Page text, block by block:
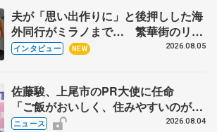
夫が「思い出作りに」と後押しした海
外同行がミラノまで… 繁華街のリン
クでは不良のお兄さんも味方に 小林
インタビュー NEW 2026.08.05
佐藤駿、上尾市のPR大使に任命
「ご飯がおいしく、住みやすいのが魅
力」
ニュース 2026.08.04